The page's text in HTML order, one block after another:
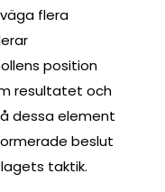
flera
position
resultatet och
dessa element
beslut
taktik.